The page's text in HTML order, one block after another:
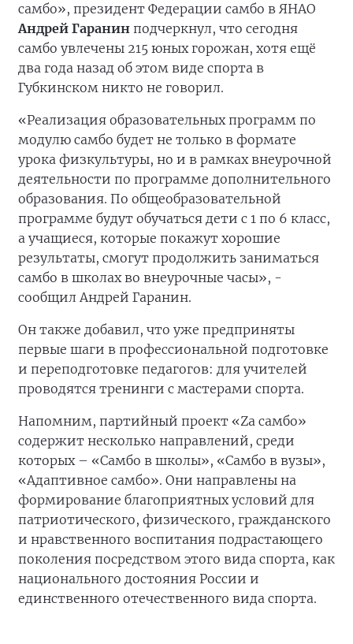
самбо», президент Федерации самбо в ЯНАО
Андрей Гаранин подчеркнул, что сегодня
самбо увлечены 215 юных горожан, хотя ещё
два года назад об этом виде спорта в
Губкинском никто не говорил.
«Реализация образовательных программ по
модулю самбо будет не только в формате
урока физкультуры, но и в рамках внеурочной
деятельности по программе дополнительного
образования. По общеобразовательной
программе будут обучаться дети с 1 по 6 класс,
а учащиеся, которые покажут хорошие
результаты, смогут продолжить заниматься
самбо в школах во внеурочные часы», -
сообщил Андрей Гаранин.
Он также добавил, что уже предприняты
первые шаги в профессиональной подготовке
и переподготовке педагогов: для учителей
проводятся тренинги с мастерами спорта.
Напомним, партийный проект «Zа самбо»
содержит несколько направлений, среди
которых – «Самбо в школы», «Самбо в вузы»,
«Адаптивное самбо». Они направлены на
формирование благоприятных условий для
патриотического, физического, гражданского
и нравственного воспитания подрастающего
поколения посредством этого вида спорта, как
национального достояния России и
единственного отечественного вида спорта.